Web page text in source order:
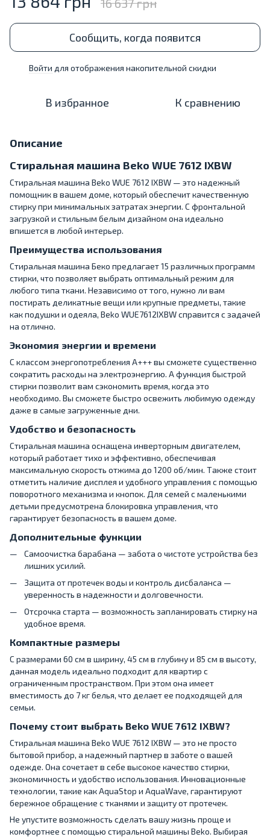
16 637 грн
Сообщить, когда появится
Войти для отображения накопительной скидки
В избранное К сравнению
Описание
Стиральная машина Beko WUE 7612 IXBW
Стиральная машина Beko WUE 7612 IXBW — это надежный
помощник в вашем доме, который обеспечит качественную
стирку при минимальных затратах энергии. С фронтальной
загрузкой и стильным белым дизайном она идеально
впишется в любой интерьер.
Преимущества использования
Стиральная машина Беко предлагает 15 различных программ
стирки, что позволяет выбрать оптимальный режим для
любого типа ткани. Независимо от того, нужно ли вам
постирать деликатные вещи или крупные предметы, такие
как подушки и одеяла, Beko WUE7612IXBW справится с задачей
на отлично.
Экономия энергии и времени
С классом энергопотребления A+++ вы сможете существенно
сократить расходы на электроэнергию. А функция быстрой
стирки позволит вам сэкономить время, когда это
необходимо. Вы сможете быстро освежить любимую одежду
даже в самые загруженные дни.
Удобство и безопасность
Стиральная машина оснащена инверторным двигателем,
который работает тихо и эффективно, обеспечивая
максимальную скорость отжима до 1200 об/мин. Также стоит
отметить наличие дисплея и удобного управления с помощью
поворотного механизма и кнопок. Для семей с маленькими
детьми предусмотрена блокировка управления, что
гарантирует безопасность в вашем доме.
Дополнительные функции
Самоочистка барабана — забота о чистоте устройства без
лишних усилий.
Защита от протечек воды и контроль дисбаланса —
уверенность в надежности и долговечности.
Отсрочка старта — возможность запланировать стирку на
удобное время.
Компактные размеры
С размерами 60 см в ширину, 45 см в глубину и 85 см в высоту,
данная модель идеально подходит для квартир с
ограниченным пространством. При этом она имеет
вместимость до 7 кг белья, что делает ее подходящей для
семьи.
Почему стоит выбрать Beko WUE 7612 IXBW?
Стиральная машина Beko WUE 7612 IXBW — это не просто
бытовой прибор, а надежный партнер в заботе о вашей
одежде. Она сочетает в себе высокое качество стирки,
экономичность и удобство использования. Инновационные
технологии, такие как AquaStop и AquaWave, гарантируют
бережное обращение с тканями и защиту от протечек.
Не упустите возможность сделать вашу жизнь проще и
комфортнее с помощью стиральной машины Beko. Выбирая